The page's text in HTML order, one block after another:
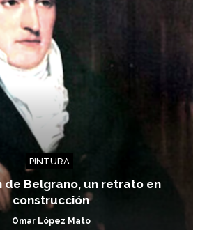
PINTURA
de Belgrano, un retrato en
construcción
Omar López Mato